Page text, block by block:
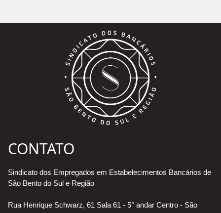
CONTATO
Sindicato dos Empregados em Estabelecimentos Bancários de
São Bento do Sul e Região
Rua Henrique Schwarz, 61 Sala 61 - 5° andar Centro - São